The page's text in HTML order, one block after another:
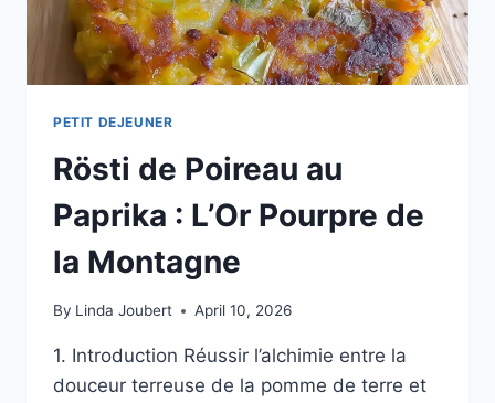
PETIT DEJEUNER
Rösti de Poireau au
Paprika : L’Or Pourpre de
la Montagne
By Linda Joubert April 10, 2026
1. Introduction Réussir l’alchimie entre la
douceur terreuse de la pomme de terre et